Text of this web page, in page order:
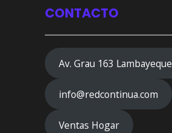
CONTACTO
Av. Grau 163 Lambayeque
info@redcontinua.com
Ventas Hogar